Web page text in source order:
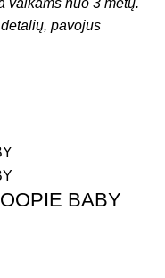
vaikams nuo 3 metų.
pavojus
BABY